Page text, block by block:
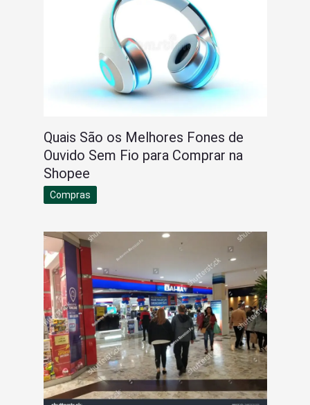
Quais São os Melhores Fones de
Ouvido Sem Fio para Comprar na
Shopee
Compras